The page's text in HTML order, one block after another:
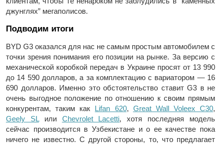
джунглях” мегаполисов.
Подводим итоги
BYD G3 оказался для нас не самым простым автомобилем с
точки зрения понимания его позиции на рынке. За версию с
механической коробкой передач в Украине просят от 13 990
до 14 590 долларов, а за комплектацию с вариатором — 16
690 долларов. Именно это обстоятельство ставит G3 в не
очень выгодное положение по отношению к своим прямым
конкурентам, таким как Lifan 620, Great Wall Voleex C30,
Geely SLили Chevrolet Lacetti, хотя последняя модель
сейчас производится в Узбекистане и о ее качестве пока
ничего не известно. С другой стороны, то, что предлагает